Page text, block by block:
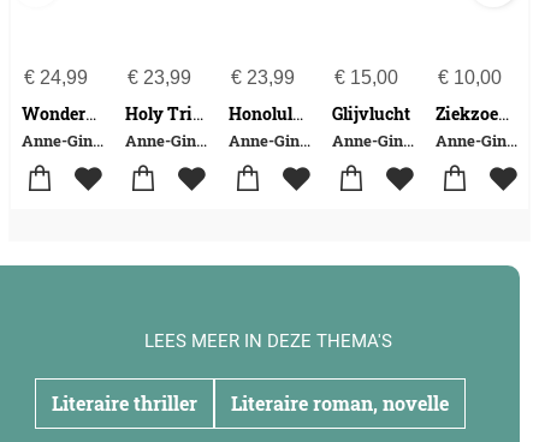
€24,99
Wondermond
Anne-Gine Goemans
€23,99
Holy Trientje
Anne-Gine Goemans
€ 23,99
Honolulu King
Anne-Gine Goemans
€ 15,00
Glijvlucht
Anne-Gine Goemans
€ 10,00
Ziekzoekers
Anne-Gine Goemans
Literaire thriller Literaire roman, novelle
LEES MEER IN DEZE THEMA'S